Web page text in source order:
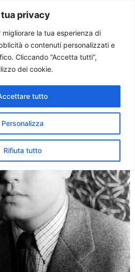
tua privacy
la tua esperienza di
o contenuti personalizzati e
Cliccando “Accetta tutti”,
dei cookie.
Personalizza
Rifiuta tutto
tutto
Orson
del
Maggi